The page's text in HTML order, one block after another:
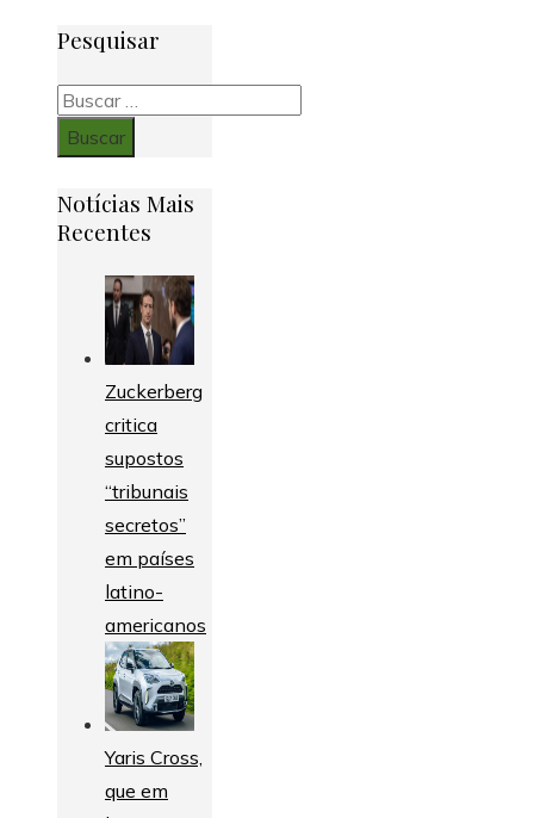
Pesquisar
Buscar:
Notícias Mais
Recentes
Zuckerberg
critica
supostos
“tribunais
secretos”
em países
latino-
americanos
Yaris Cross,
que em